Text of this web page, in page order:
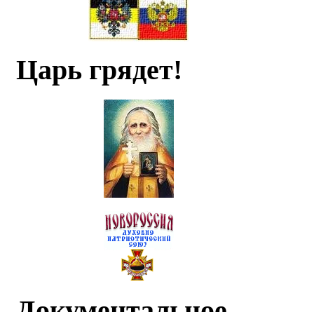
Царь грядет!